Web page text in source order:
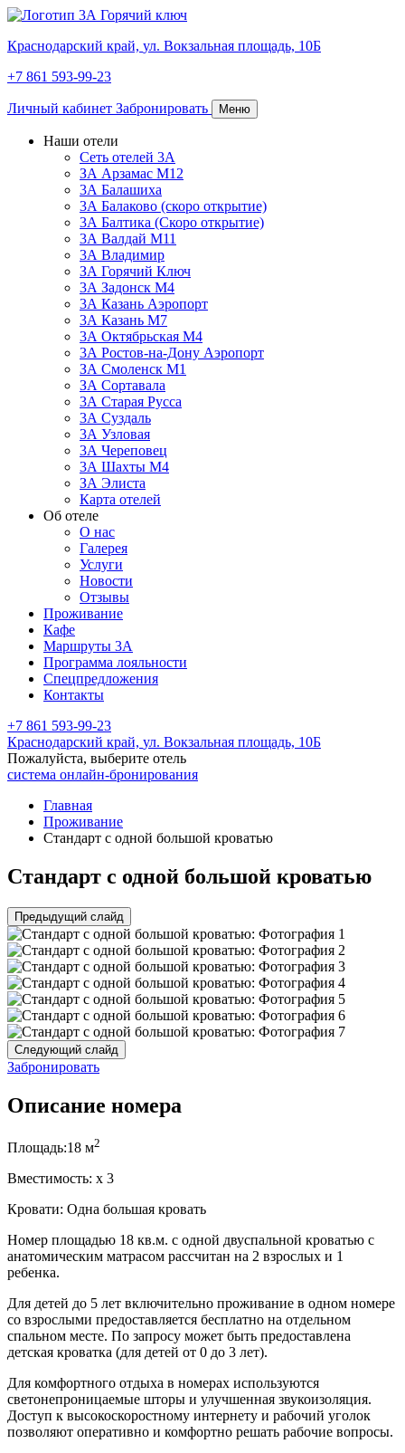
Краснодарский край, ул. Вокзальная площадь, 10Б
+7 861 593-99-23
Личный кабинет Забронировать Меню
Наши отели
Сеть отелей 3А
ЗА Арзамас М12
3А Балашиха
3А Балаково (скоро открытие)
3А Балтика (Скоро открытие)
3А Валдай М11
3А Владимир
ЗА Горячий Ключ
3А Задонск М4
3А Казань Аэропорт
3А Казань M7
3А Октябрьская М4
3А Ростов-на-Дону Аэропорт
ЗА Смоленск М1
ЗА Сортавала
3А Старая Русса
3А Суздаль
3А Узловая
3А Череповец
3А Шахты М4
ЗА Элиста
Карта отелей
Об отеле
О нас
Галерея
Услуги
Новости
Отзывы
Проживание
Кафе
Маршруты 3А
Программа лояльности
Спецпредложения
Контакты
+7 861 593-99-23
Краснодарский край, ул. Вокзальная площадь, 10Б
Пожалуйста, выберите отель
система онлайн-бронирования
Главная
Проживание
Стандарт с одной большой кроватью
Стандарт с одной большой кроватью
Предыдущий слайд
Следующий слайд
Забронировать
Описание номера
Площадь:18 м2
Вместимость: x 3
Кровати: Одна большая кровать
Номер площадью 18 кв.м. с одной двуспальной кроватью с
анатомическим матрасом рассчитан на 2 взрослых и 1
ребенка.
Для детей до 5 лет включительно проживание в одном номере
со взрослыми предоставляется бесплатно на отдельном
спальном месте. По запросу может быть предоставлена
детская кроватка (для детей от 0 до 3 лет).
Для комфортного отдыха в номерах используются
светонепроницаемые шторы и улучшенная звукоизоляция.
Доступ к высокоскоростному интернету и рабочий уголок
позволяют оперативно и комфортно решать рабочие вопросы.